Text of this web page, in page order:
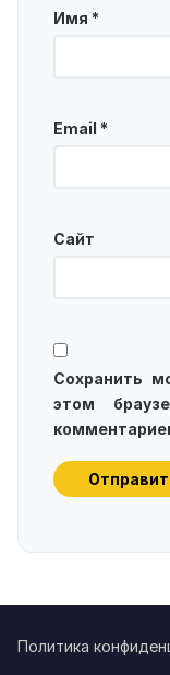
Имя *
Email *
Сайт
Сохранить
этом
Политика